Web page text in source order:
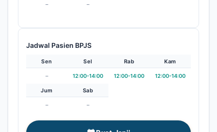
– –
Jadwal Pasien BPJS
Sen
–
Sel
12:00-14:00
Rab
12:00-14:00
Kam
12:00-14:00
Jum
–
Sab
–